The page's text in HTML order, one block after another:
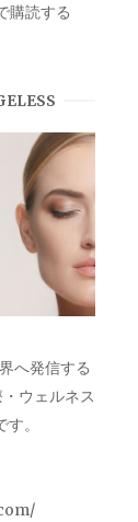
購読する
へ発信する
ウェルネス
。